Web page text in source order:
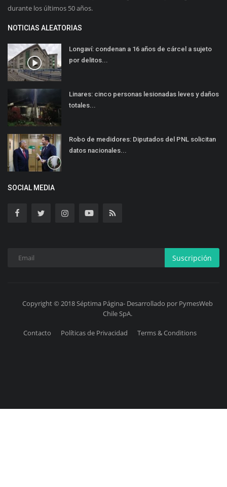
durante los últimos 50 años.
NOTICIAS ALEATORIAS
Longaví: condenan a 16 años de cárcel a sujeto
por delitos...
Linares: cinco personas lesionadas leves y daños
totales...
Robo de medidores: Diputados del PNL solicitan
datos nacionales...
SOCIAL MEDIA
Suscripción
Copyright © 2018 Séptima Página- Desarrollado por PymesWeb
Chile SpA.
Contacto Políticas de Privacidad Terms & Conditions